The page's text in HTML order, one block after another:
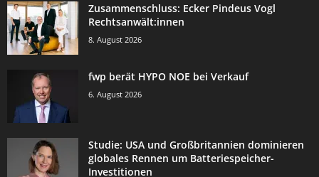
Zusammenschluss: Ecker Pindeus Vogl
Rechtsanwält:innen
8. August 2026
fwp berät HYPO NOE bei Verkauf
6. August 2026
Studie: USA und Großbritannien dominieren
globales Rennen um Batteriespeicher-
Investitionen